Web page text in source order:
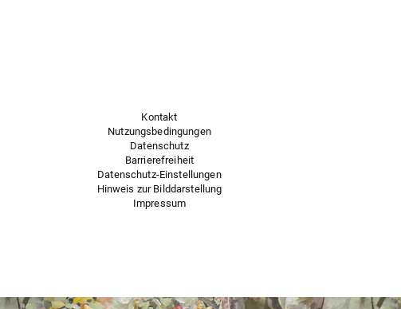
Kontakt
Nutzungsbedingungen
Datenschutz
Barrierefreiheit
Datenschutz-Einstellungen
Hinweis zur Bilddarstellung
Impressum